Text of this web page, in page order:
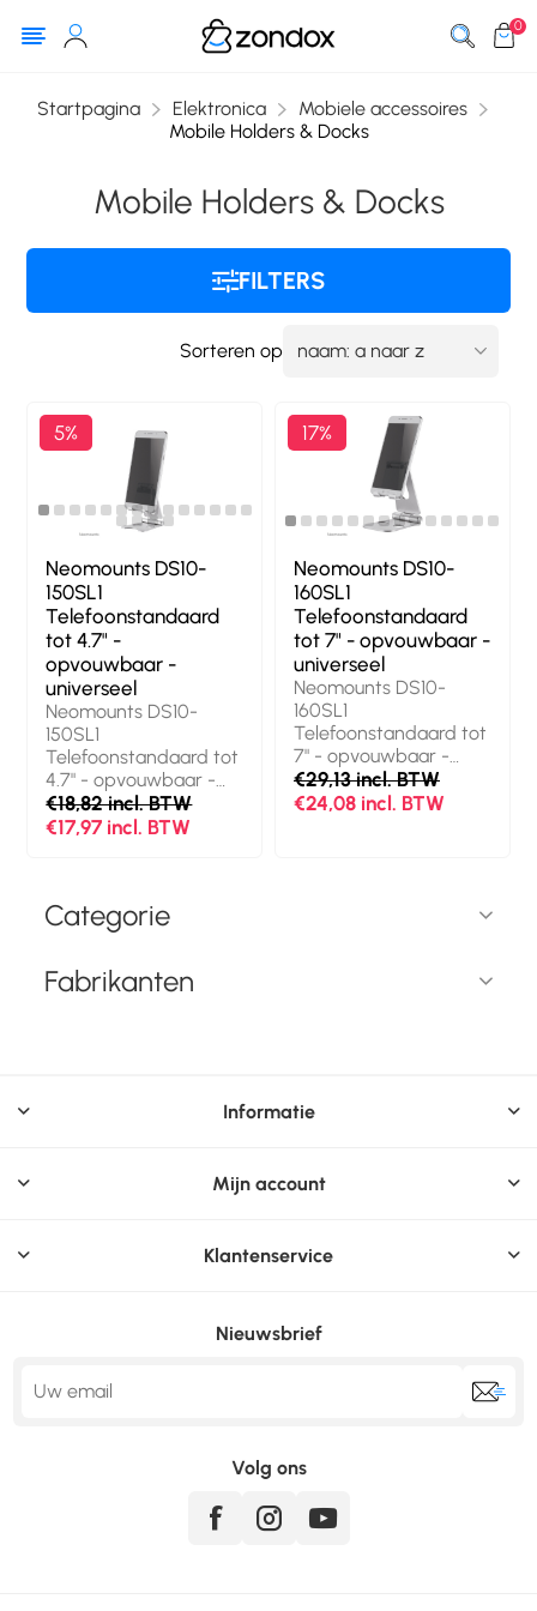
0
Startpagina Elektronica
Mobiele accessoires
Mobile Holders & Docks
Categorie
Fabrikanten
Mobile Holders & Docks
FILTERS
Sorteren op
5%
Neomounts DS10-
150SL1
Telefoonstandaard
tot 4.7" -
opvouwbaar -
universeel
Neomounts DS10-
150SL1
Telefoonstandaard tot
4.7" - opvouwbaar -
universeel. Type
mobiele apparatuur:
Correct gebruik:
Bureau, Binnen, Kleur
€18,82 incl. BTW
€17,97 incl. BTW
17%
Neomounts DS10-
160SL1
Telefoonstandaard
tot 7" - opvouwbaar -
universeel
Neomounts DS10-
160SL1
Telefoonstandaard tot
7" - opvouwbaar -
universeel. Type
mobiele apparatuur:
€29,13 incl. BTW
€24,08 incl. BTW
Informatie
Mijn account
Klantenservice
Nieuwsbrief
Volg ons